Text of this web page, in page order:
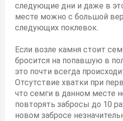
следующие дни и даже в
месте можно с большой
следующих поклевок.
Если возле камня стоит
бросится на попавшую в
это почти всегда
Отсутствие хватки при
что семги в данном месте
повторять забросы до 10
новом забросе